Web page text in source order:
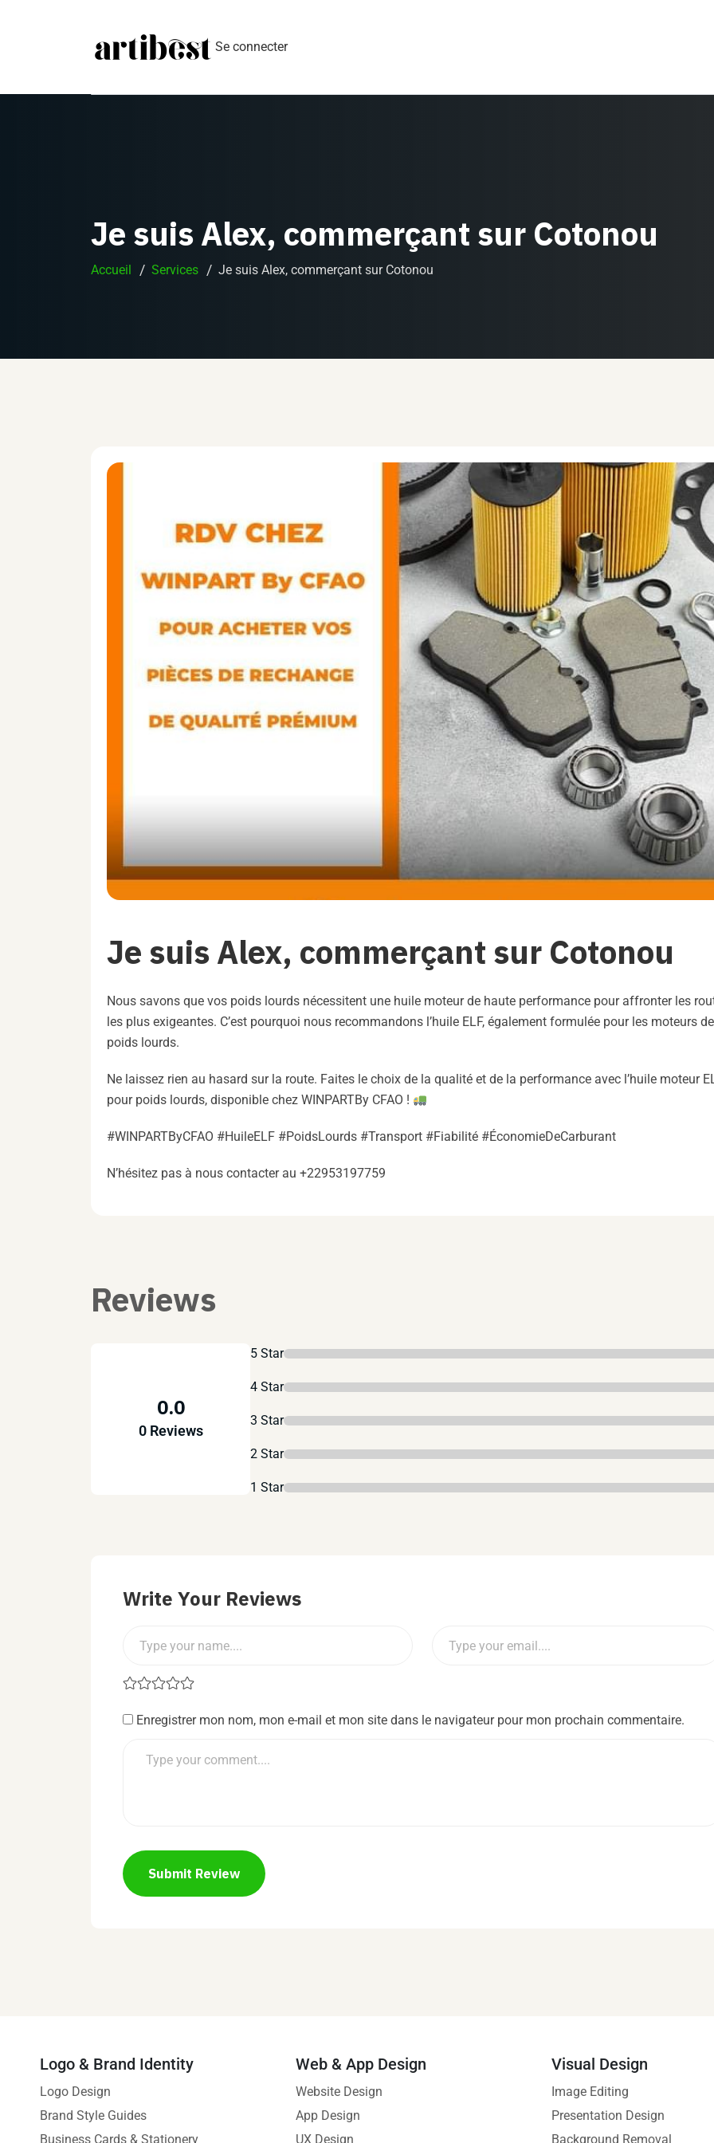
Se connecter
Je suis Alex, commerçant sur Cotonou
Accueil Services Je suis Alex, commerçant sur Cotonou
Je suis Alex, commerçant sur Cotonou
Nous savons que vos poids lourds nécessitent une huile moteur de haute performance pour affronter les
les plus exigeantes. C’est pourquoi nous recommandons l’huile ELF, également formulée pour les moteurs de
poids lourds.
Ne laissez rien au hasard sur la route. Faites le choix de la qualité et de la performance avec l’huile moteur
pour poids lourds, disponible chez WINPARTBy CFAO !
#WINPARTByCFAO #HuileELF #PoidsLourds #Transport #Fiabilité #ÉconomieDeCarburant
N’hésitez pas à nous contacter au +22953197759
Reviews
0.0
0 Reviews
5 Star
4 Star
3 Star
2 Star
1 Star
Write Your Reviews
Enregistrer mon nom, mon e-mail et mon site dans le navigateur pour mon prochain commentaire.
Submit Review
Logo & Brand Identity
Logo Design
Brand Style Guides
Business Cards & Stationery
Web & App Design
Website Design
App Design
UX Design
Visual Design
Image Editing
Presentation Design
Background Removal